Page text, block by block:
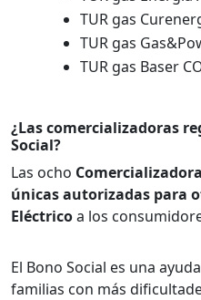
TUR gas
TUR gas
TUR gas Baser
¿Las comercializadoras
Social?
Las ocho
únicas autorizadas para
Eléctricoa los
El Bono Social es una
familias con más